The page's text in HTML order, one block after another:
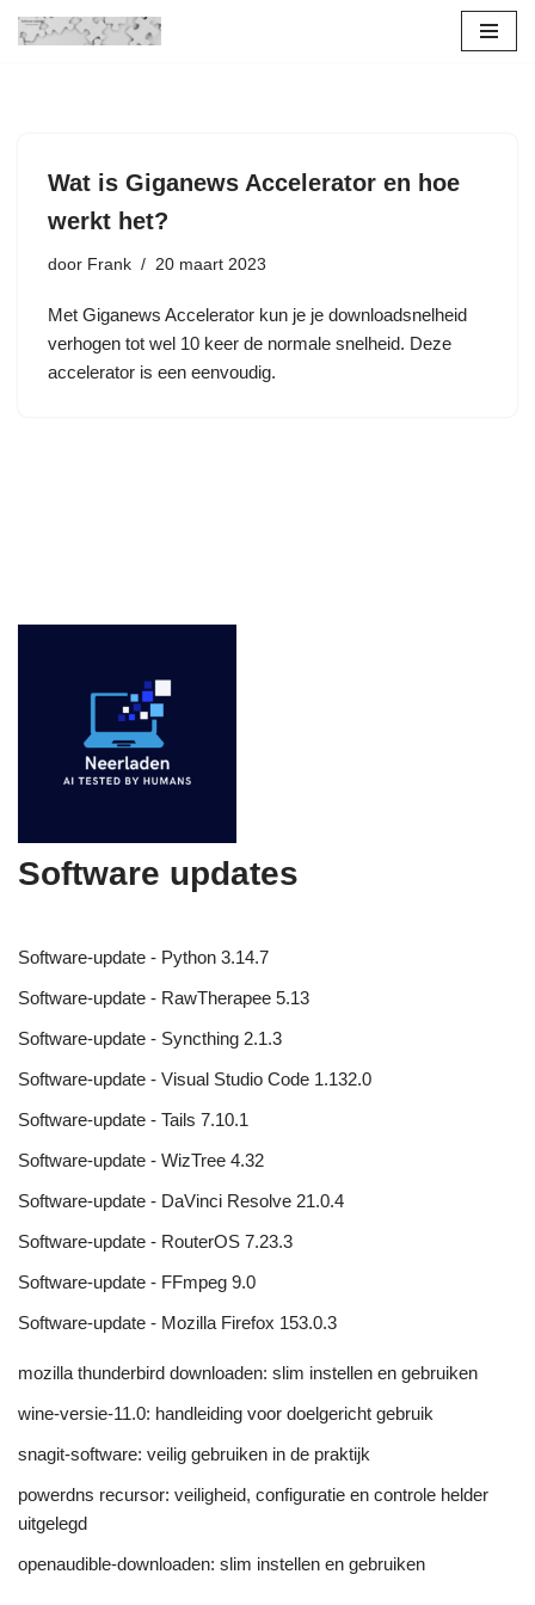
Wat is Giganews Accelerator en hoe
werkt het?
door Frank 20 maart 2023
Met Giganews Accelerator kun je je downloadsnelheid
verhogen tot wel 10 keer de normale snelheid. Deze
accelerator is een eenvoudig.
Software updates
Software-update - Python 3.14.7
Software-update - RawTherapee 5.13
Software-update - Syncthing 2.1.3
Software-update - Visual Studio Code 1.132.0
Software-update - Tails 7.10.1
Software-update - WizTree 4.32
Software-update - DaVinci Resolve 21.0.4
Software-update - RouterOS 7.23.3
Software-update - FFmpeg 9.0
Software-update - Mozilla Firefox 153.0.3
mozilla thunderbird downloaden: slim instellen en gebruiken
wine-versie-11.0: handleiding voor doelgericht gebruik
snagit-software: veilig gebruiken in de praktijk
powerdns recursor: veiligheid, configuratie en controle helder
uitgelegd
openaudible-downloaden: slim instellen en gebruiken